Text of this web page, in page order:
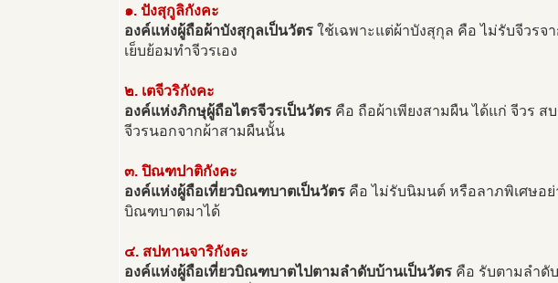
๑. ปังสุกูลิกังคะ
องค์แห่งผู้ถือผ้าบังสุกุลเป็นวัตร ใช้เฉพาะแต่ผ้าบังสุกุล คือ ไม่รับจีวรจ
เย็บย้อมทำจีวรเอง
๒. เตจีวริกังคะ
องค์แห่งภิกษุผู้ถือไตรจีวรเป็นวัตร คือ ถือผ้าเพียงสามผืน ได้แก่ จีวร ส
จีวรนอกจากผ้าสามผืนนั้น
๓. ปิณฑปาติกังคะ
องค์แห่งผู้ถือเที่ยวบิณฑบาตเป็นวัตร คือ ไม่รับนิมนต์ หรือลาภพิเศษอ
บิณฑบาตมาได้
๔. สปทานจาริกังคะ
องค์แห่งผู้ถือเที่ยวบิณฑบาตไปตามลำดับบ้านเป็นวัตร คือ รับตามลำดั